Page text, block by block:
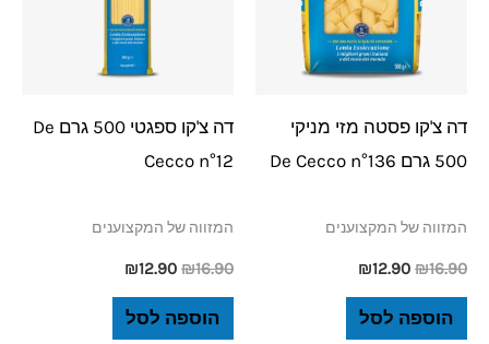
דה צ'קו פסטה מזי מניקי
500 גרם De Cecco n°136
המזווה של המקצוענים
₪16.90
₪12.90
הוספה לסל
דה צ'קו ספגטי 500 גרם De
Cecco n°12
המזווה של המקצוענים
₪16.90
₪12.90
הוספה לסל